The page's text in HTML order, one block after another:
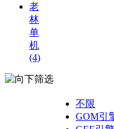
老
林
单
机
(4)
筛选
不限
GOM引